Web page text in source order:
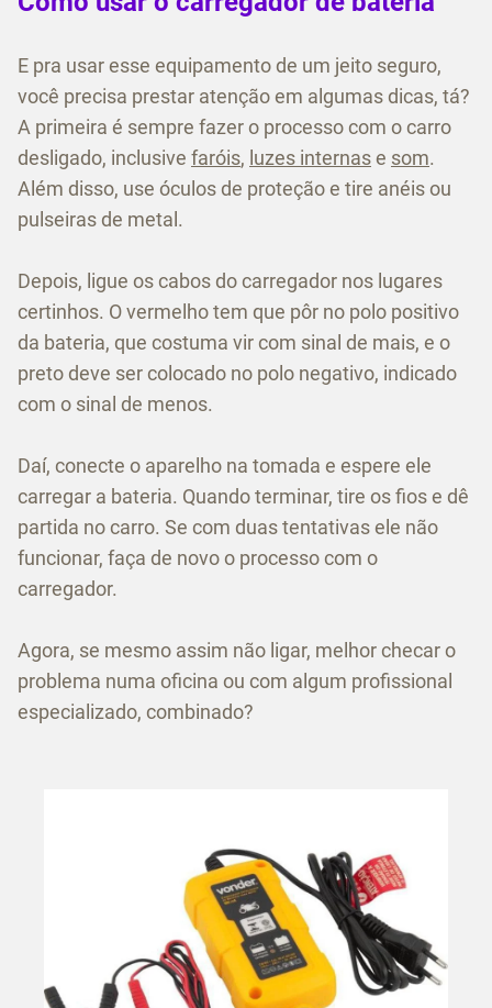
E pra usar esse equipamento de um jeito seguro,
você precisa prestar atenção em algumas dicas, tá?
A primeira é sempre fazer o processo com o carro
desligado, inclusive faróis, luzes internase som.
Além disso, use óculos de proteção e tire anéis ou
pulseiras de metal.
Depois, ligue os cabos do carregador nos lugares
certinhos. O vermelho tem que pôr no polo positivo
da bateria, que costuma vir com sinal de mais, e o
preto deve ser colocado no polo negativo, indicado
com o sinal de menos.
Daí, conecte o aparelho na tomada e espere ele
carregar a bateria. Quando terminar, tire os fios e dê
partida no carro. Se com duas tentativas ele não
funcionar, faça de novo o processo com o
carregador.
Agora, se mesmo assim não ligar, melhor checar o
problema numa oficina ou com algum profissional
especializado, combinado?